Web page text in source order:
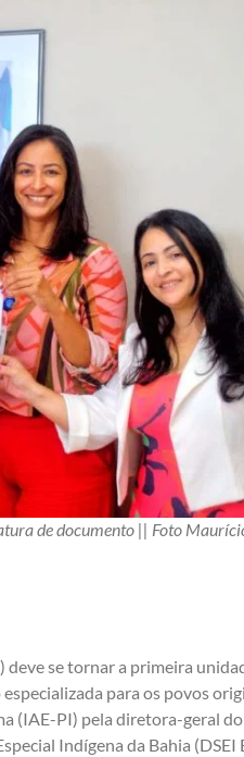
de documento || Foto
se tornar a primeira
para os povos
(IAE-PI) pela diretora-geral
Indígena da Bahia (DSEI